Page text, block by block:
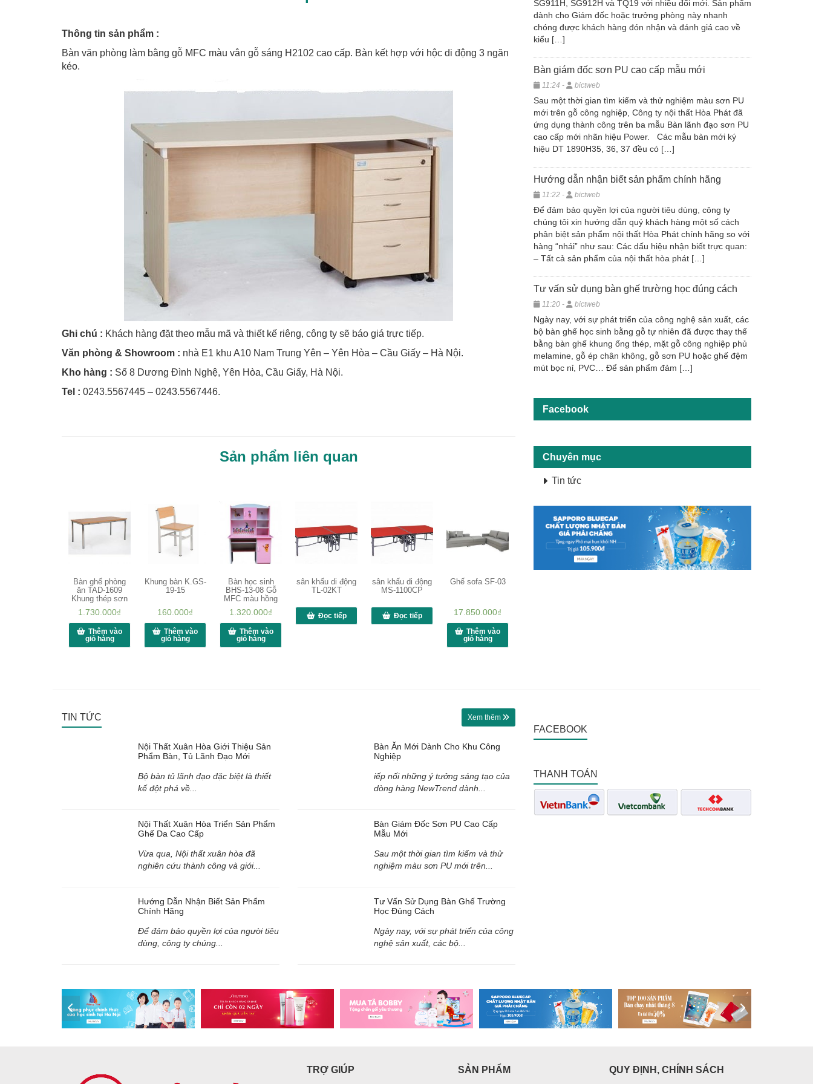
Thông tin sản phẩm :
Bàn văn phòng làm bằng gỗ MFC màu vân gỗ sáng H2102 cao cấp. Bàn kết hợp với hộc di động 3 ngăn
kéo.
Ghi chú : Khách hàng đặt theo mẫu mã và thiết kế riêng, công ty sẽ báo giá trực tiếp.
Văn phòng & Showroom : nhà E1 khu A10 Nam Trung Yên – Yên Hòa – Cầu Giấy – Hà Nội.
Kho hàng : Số 8 Dương Đình Nghệ, Yên Hòa, Cầu Giấy, Hà Nội.
Tel : 0243.5567445 – 0243.5567446.
Sản phẩm liên quan
Bàn ghế phòng
ăn TAD-1609
Khung thép sơn
1.730.000₫
Thêm vào
giỏ hàng
Khung bàn K.GS-
19-15
160.000₫
Thêm vào
giỏ hàng
Bàn học sinh
BHS-13-08 Gỗ
MFC màu hồng
1.320.000₫
Thêm vào
giỏ hàng
sân khấu di động
TL-02KT
Đọc tiếp
sân khấu di động
MS-1100CP
Đọc tiếp
Ghế sofa SF-03
17.850.000₫
Thêm vào
giỏ hàng
SG911H, SG912H và TQ19 với nhiều đổi mới. Sản phẩm
dành cho Giám đốc hoặc trưởng phòng này nhanh
chóng được khách hàng đón nhận và đánh giá cao về
kiểu […]
Bàn giám đốc sơn PU cao cấp mẫu mới
11:24 - bictweb
Sau một thời gian tìm kiếm và thử nghiệm màu sơn PU
mới trên gỗ công nghiệp, Công ty nội thất Hòa Phát đã
ứng dụng thành công trên ba mẫu Bàn lãnh đạo sơn PU
cao cấp mới nhãn hiệu Power. Các mẫu bàn mới ký
hiệu DT 1890H35, 36, 37 đều có […]
Hướng dẫn nhận biết sản phẩm chính hãng
11:22 - bictweb
Để đảm bảo quyền lợi của người tiêu dùng, công ty
chúng tôi xin hướng dẫn quý khách hàng một số cách
phân biệt sản phẩm nội thất Hòa Phát chính hãng so với
hàng “nhái” như sau: Các dấu hiệu nhận biết trực quan:
– Tất cả sản phẩm của nội thất hòa phát […]
Tư vấn sử dụng bàn ghế trường học đúng cách
11:20 - bictweb
Ngày nay, với sự phát triển của công nghệ sản xuất, các
bộ bàn ghế học sinh bằng gỗ tự nhiên đã được thay thế
bằng bàn ghế khung ống thép, mặt gỗ công nghiệp phủ
melamine, gỗ ép chân không, gỗ sơn PU hoặc ghế đệm
mút bọc nỉ, PVC… Để sản phẩm đảm […]
Facebook
Chuyên mục
Tin tức
TIN TỨC Xem thêm
Nội Thất Xuân Hòa Giới Thiệu Sản
Phẩm Bàn, Tủ Lãnh Đạo Mới
Bộ bàn tủ lãnh đạo đặc biệt là thiết
kế đột phá về...
Bàn Ăn Mới Dành Cho Khu Công
Nghiệp
iếp nối những ý tưởng sáng tạo của
dòng hàng NewTrend dành...
Nội Thất Xuân Hòa Triển Sản Phẩm
Ghế Da Cao Cấp
Vừa qua, Nội thất xuân hòa đã
nghiên cứu thành công và giới...
Bàn Giám Đốc Sơn PU Cao Cấp
Mẫu Mới
Sau một thời gian tìm kiếm và thử
nghiệm màu sơn PU mới trên...
Hướng Dẫn Nhận Biết Sản Phẩm
Chính Hãng
Để đảm bảo quyền lợi của người tiêu
dùng, công ty chúng...
Tư Vấn Sử Dụng Bàn Ghế Trường
Học Đúng Cách
Ngày nay, với sự phát triển của công
nghệ sản xuất, các bộ...
FACEBOOK
THANH TOÁN
TRỢ GIÚP SẢN PHẨM QUY ĐỊNH, CHÍNH SÁCH